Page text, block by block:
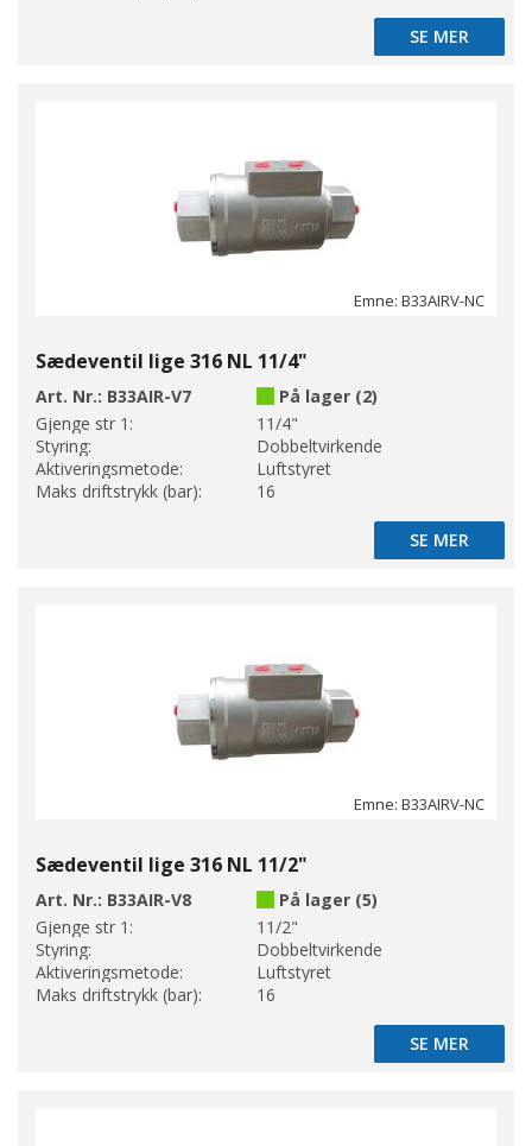
SE MER
SE MER
Emne: B33AIRV-NC
Sædeventil lige 316 NL 11/4"
Art. Nr.: B33AIR-V7
På lager (2)
Gjenge str 1:
11/4"
Styring:
Dobbeltvirkende
Aktiveringsmetode:
Luftstyret
Maks driftstrykk (bar):
16
SE MER
SE MER
Emne: B33AIRV-NC
Sædeventil lige 316 NL 11/2"
Art. Nr.: B33AIR-V8
På lager (5)
Gjenge str 1:
11/2"
Styring:
Dobbeltvirkende
Aktiveringsmetode:
Luftstyret
Maks driftstrykk (bar):
16
SE MER
SE MER